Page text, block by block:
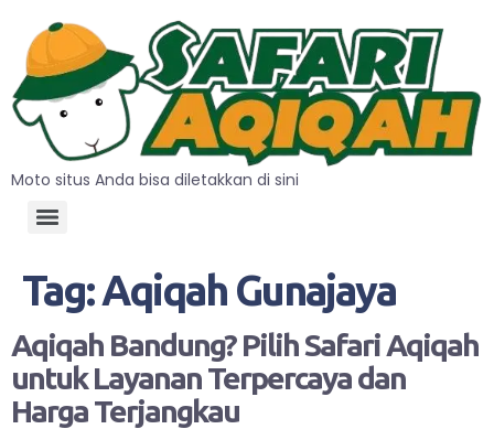
Moto situs Anda bisa diletakkan di sini
Tag:Aqiqah Gunajaya
Aqiqah Bandung? Pilih Safari Aqiqah
untuk Layanan Terpercaya dan
Harga Terjangkau